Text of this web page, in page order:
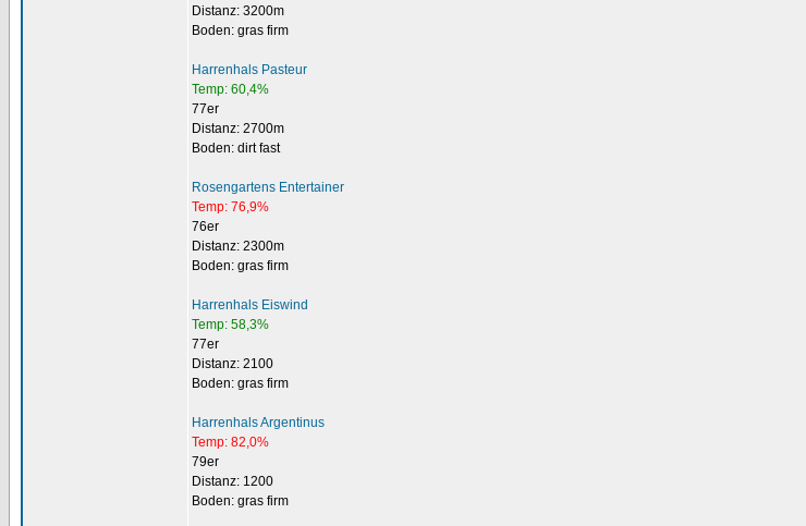
Distanz: 3200m
Boden: gras firm
Harrenhals Pasteur
Temp: 60,4%
77er
Distanz: 2700m
Boden: dirt fast
Rosengartens Entertainer
Temp: 76,9%
76er
Distanz: 2300m
Boden: gras firm
Harrenhals Eiswind
Temp: 58,3%
77er
Distanz: 2100
Boden: gras firm
Harrenhals Argentinus
Temp: 82,0%
79er
Distanz: 1200
Boden: gras firm